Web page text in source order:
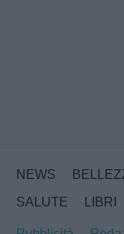
NEWS
SALUTE
LIBRI